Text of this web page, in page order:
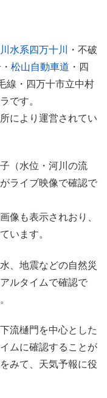
水系四万十川
・不破
松山自動車道 ・四
線・四万十市立中村
です。
により運営されてい
（水位・河川の流
ライブ映像で確認で
像も表示されおり、
います。
、地震などの自然災
ルタイムで確認で
流樋門を中心とした
ムに確認することが
みて、天気予報に役